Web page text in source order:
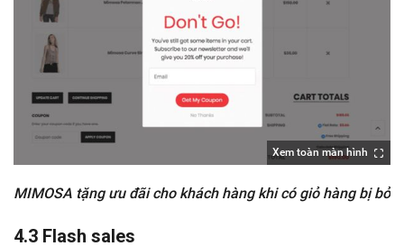
Xem toàn màn hình
MIMOSA tặng ưu đãi cho khách hàng khi có giỏ hàng bị bỏ
4.3 Flash sales